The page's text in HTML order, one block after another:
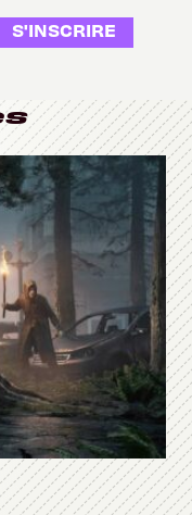
S'INSCRIRE